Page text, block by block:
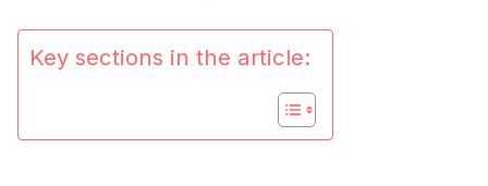
Key sections in the article: